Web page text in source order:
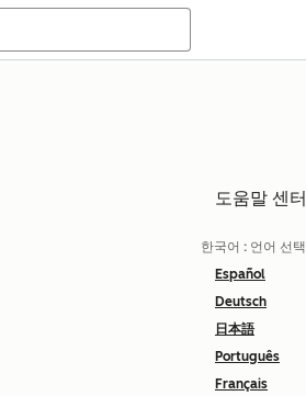
도움말 센터
한국어 : 언어 선택
Español
Deutsch
日本語
Português
Français